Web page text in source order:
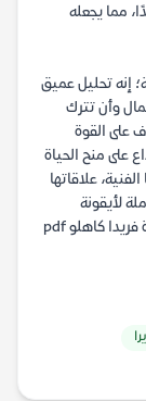
مما يجعله
إنه تحليل عميق
وأن تترك
على القوة
على منح الحياة
علاقاتها
لأيقونة
عالمية. يمكنك تحميل الكتاب كتاب فريدا سيرة حياة فريدا كاهلو pdf